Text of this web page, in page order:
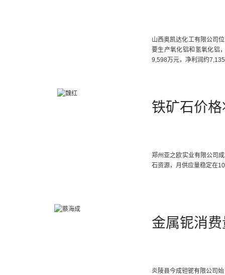
山西奥凯达化工有限公司
要生产氧化铝和氢氧化铝
9,598万元，净利润约
铁矿石价
郑州亚之欧实业有限公司
石资源，月供应量稳定在
金属铌消
炎陵县今成钽铌有限公司